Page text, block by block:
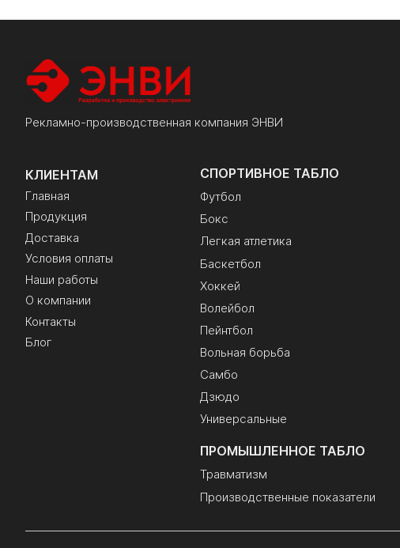
Рекламно-производственная компания ЭНВИ
КЛИЕНТАМ
Главная
Продукция
Доставка
Условия оплаты
Наши работы
О компании
Контакты
Блог
СПОРТИВНОЕ ТАБЛО
Футбол
Бокс
Легкая атлетика
Баскетбол
Хоккей
Волейбол
Пейнтбол
Вольная борьба
Самбо
Дзюдо
Универсальные
ПРОМЫШЛЕННОЕ ТАБЛО
Травматизм
Производственные показатели